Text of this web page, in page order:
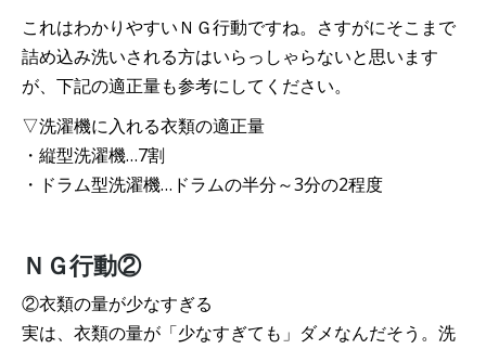
これはわかりやすいＮＧ行動ですね。さすがにそこまで
詰め込み洗いされる方はいらっしゃらないと思います
が、下記の適正量も参考にしてください。
▽洗濯機に入れる衣類の適正量
・縦型洗濯機…7割
・ドラム型洗濯機…ドラムの半分～3分の2程度
ＮＧ行動②
②衣類の量が少なすぎる
実は、衣類の量が「少なすぎても」ダメなんだそう。洗